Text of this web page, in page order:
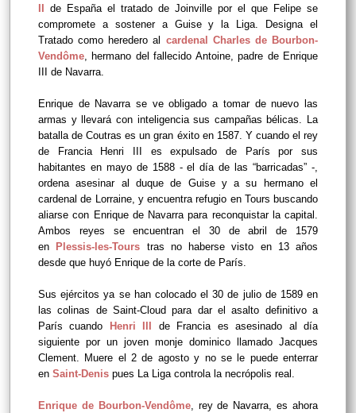
de España el tratado de Joinville por el que Felipe se
compromete a sostener a Guise y la Liga. Designa el
Tratado como heredero al cardenal Charles de Bourbon-
Vendôme, hermano del fallecido Antoine, padre de Enrique
III de Navarra.
Enrique de Navarra se ve obligado a tomar de nuevo las
armas y llevará con inteligencia sus campañas bélicas. La
batalla de Coutras es un gran éxito en 1587. Y cuando el rey
de Francia Henri III es expulsado de París por sus
habitantes en mayo de 1588 - el día de las “barricadas” -,
ordena asesinar al duque de Guise y a su hermano el
cardenal de Lorraine, y encuentra refugio en Tours buscando
aliarse con Enrique de Navarra para reconquistar la capital.
Ambos reyes se encuentran el 30 de abril de 1579
en
Plessis-les-Tours tras no haberse visto en 13 años
desde que huyó Enrique de la corte de París.
Sus ejércitos ya se han colocado el 30 de julio de 1589 en
las colinas de Saint-Cloud para dar el asalto definitivo a
París cuando
Henri III de Francia esasesinado al día
siguiente por un joven monje dominico llamado Jacques
Clement. Muere el 2 de agosto y no se le puede enterrar
en Saint-Denis pues La Liga controla la necrópolis real.
Enrique de Bourbon-Vendôme, rey de Navarra, es ahora